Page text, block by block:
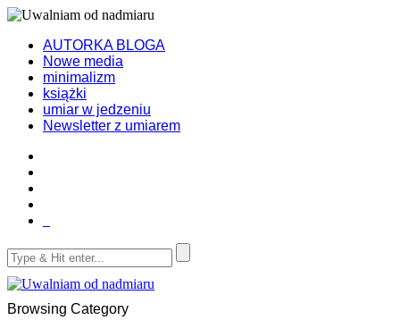
AUTORKA BLOGA
Nowe media
minimalizm
książki
umiar w jedzeniu
Newsletter z umiarem
Browsing Category